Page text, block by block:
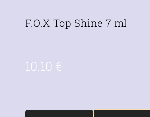
F.O.X Top Shine 7 ml
10.10 €